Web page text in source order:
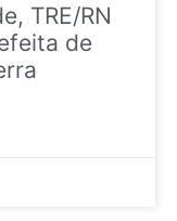
TRE/RN
de